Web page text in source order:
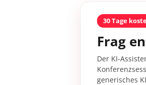
30 Tage
Frag
Der KI-
generisches